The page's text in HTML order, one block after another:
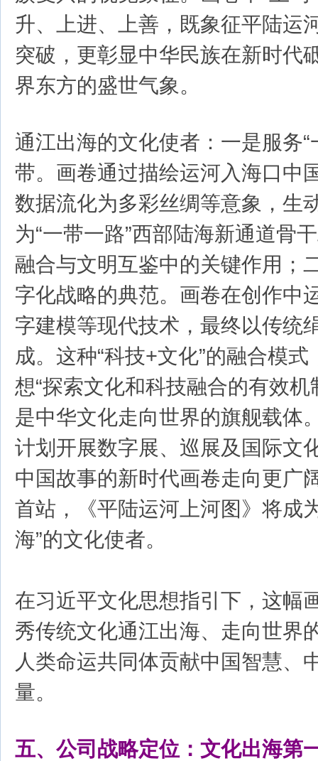
升、上进、上善，既象征平陆运
突破，更彰显中华民族在新时代
界东方的盛世气象。
通江出海的文化使者：一是服务“
带。画卷通过描绘运河入海口中
数据流化为多彩丝绸等意象，生
为“一带一路”西部陆海新通道骨
融合与文明互鉴中的关键作用；
字化战略的典范。画卷在创作中
字建模等现代技术，最终以传统
成。这种“科技+文化”的融合模
想“探索文化和科技融合的有效机
是中华文化走向世界的旗舰载体
计划开展数字展、巡展及国际文
中国故事的新时代画卷走向更广
首站，《平陆运河上河图》将成
海”的文化使者。
在习近平文化思想指引下，这幅
秀传统文化通江出海、走向世界
人类命运共同体贡献中国智慧、
量。
五、公司战略定位：文化出海第